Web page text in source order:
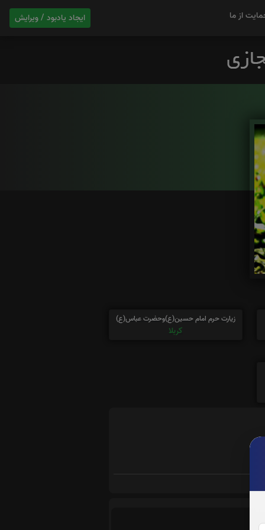
ایجاد یادبود / ویرایش از ما
زیارت حرم امام حسین(ع)وحضرت عباس(ع)
کربلا